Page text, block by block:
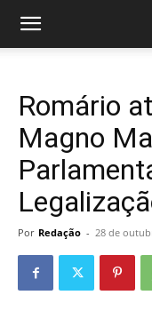
Romário
Magno
Por Redação - 28 de